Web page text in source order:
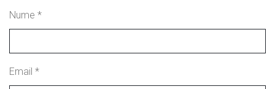
Nume *
Email *